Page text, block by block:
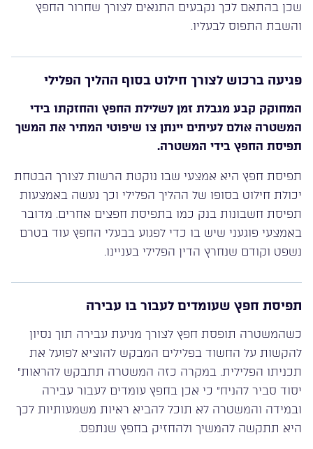
שכן בהתאם לכך נקבעים התנאים לצורך שחרור החפץ
והשבת התפוס לבעליו.
פגיעה ברכוש לצורך חילוט בסוף ההליך הפלילי
המחוקק קבע מגבלת זמן לשלילת החפץ והחזקתו בידי
המשטרה אולם לעיתים יינתן צו שיפוטי המתיר את המשך
תפיסת החפץ בידי המשטרה.
תפיסת חפץ היא אמצעי שבו נוקטת הרשות לצורך הבטחת
יכולת חילוט בסופו של ההליך הפלילי וכך נעשה באמצעות
תפיסת חשבונות בנק כמו בתפיסת חפצים אחרים. מדובר
באמצעי פוגעני שיש בו כדי לפגוע בבעלי החפץ עוד בטרם
נשפט וקודם שנחרץ הדין הפלילי בעניינו.
תפיסת חפץ שעומדים לעבור בו עבירה
כשהמשטרה תופסת חפץ לצורך מניעת עבירה תוך נסיון
להקשות על החשוד בפלילים המבקש להוציא לפועל את
תכניתו הפלילית. במקרה כזה המשטרה תתבקש להראות״
יסוד סביר להניח״ כי אכן בחפץ עומדים לעבור עבירה
ובמידה והמשטרה לא תוכל להביא ראיות משמעותיות לכך
היא תתקשה להמשיך ולהחזיק בחפץ שנתפס.